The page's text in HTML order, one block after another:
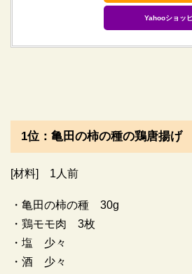
Yahooショッ
1位：亀田の柿の種の鶏唐揚げ
[材料] 1人前
・亀田の柿の種 30g
・鶏モモ肉 3枚
・塩 少々
・酒 少々